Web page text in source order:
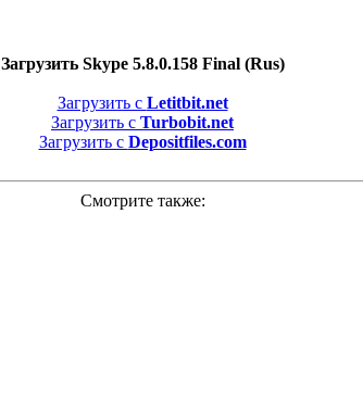
Загрузить Skype 5.8.0.158 Final (Rus)
Загрузить с Letitbit.net
Загрузить с Turbobit.net
Загрузить с Depositfiles.com
Смотрите также: